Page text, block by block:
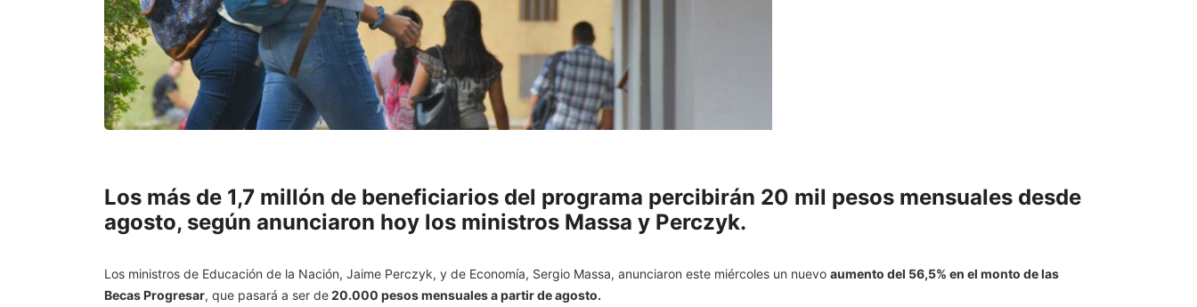
Los más de 1,7 millón de beneficiarios del programa percibirán 20 mil pesos mensuales desde
agosto, según anunciaron hoy los ministros Massa y Perczyk.
Los ministros de Educación de la Nación, Jaime Perczyk, y de Economía, Sergio Massa, anunciaron este miércoles un nuevo aumento del 56,5% en el monto de las
Becas Progresar, que pasará a ser de20.000 pesos mensuales a partir de agosto.